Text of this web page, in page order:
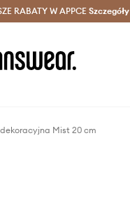
Dostawa nawet w 24h >
RABATY W APPCESzczegóły
Mist 20 cm